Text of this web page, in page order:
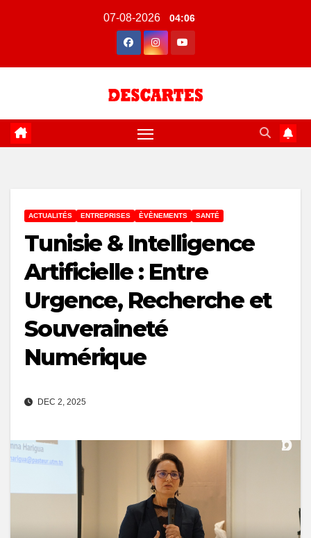
07-08-2026 04:06
ACTUALITÉS ENTREPRISES ÈVÈNEMENTS SANTÉ
Tunisie & Intelligence
Artificielle : Entre
Urgence, Recherche et
Souveraineté
Numérique
DEC 2, 2025